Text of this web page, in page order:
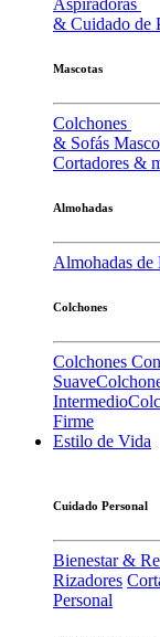
Aspiradoras
& Cuidado de
Mascotas
Colchones
& Sofás
Cortadores &
Almohadas
Almohadas de
Colchones
Colchones
Suave
Intermedio
Firme
Estilo de Vida
Cuidado Personal
Bienestar &
Rizadores
Personal